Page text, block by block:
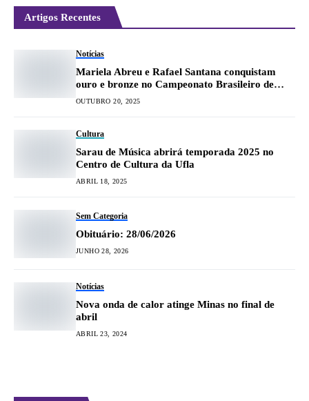
Artigos Recentes
Notícias
Mariela Abreu e Rafael Santana conquistam
ouro e bronze no Campeonato Brasileiro de
Taekwondo
OUTUBRO 20, 2025
Cultura
Sarau de Música abrirá temporada 2025 no
Centro de Cultura da Ufla
ABRIL 18, 2025
Sem Categoria
Obituário: 28/06/2026
JUNHO 28, 2026
Notícias
Nova onda de calor atinge Minas no final de
abril
ABRIL 23, 2024